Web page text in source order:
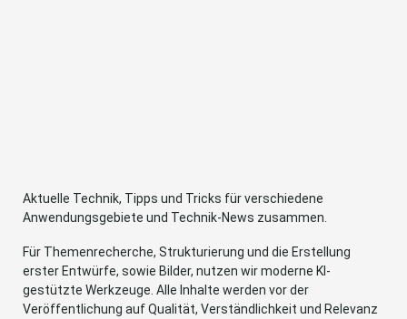
Aktuelle Technik, Tipps und Tricks für verschiedene
Anwendungsgebiete und Technik-News zusammen.
Für Themenrecherche, Strukturierung und die Erstellung
erster Entwürfe, sowie Bilder, nutzen wir moderne KI-
gestützte Werkzeuge. Alle Inhalte werden vor der
Veröffentlichung auf Qualität, Verständlichkeit und Relevanz